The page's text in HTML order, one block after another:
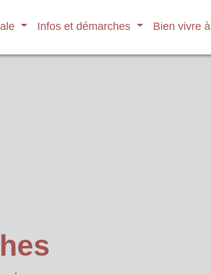
Infos et démarches Bien vivre